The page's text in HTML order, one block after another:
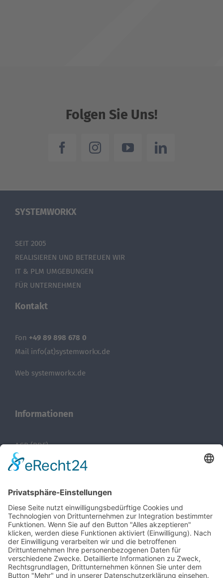
Folgen Sie Uns!
SYSTEMWORKX
SEIT 2005
REALISIEREN UND BETREUEN WIR
IT & PLM UMGEBUNGEN
FÜR UNTERNEHMEN
Kontakt
Fon +49 89 898 678 0
Mail info(at)systemworkx.de
Web systemworkx.de
Informationen
AGB (PDF)
Impressum
Datenschutz
Sitemap
Recent Posts
27. Bayreuther 3D-Konstrukteurstag, 16. September
2026 – aktuelle Impulse für Konstruktion, Simulation